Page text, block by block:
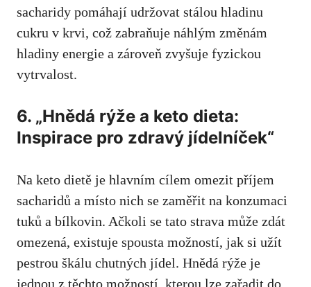
sacharidy pomáhají udržovat stálou​ hladinu
cukru v krvi, což zabraňuje náhlým změnám
hladiny energie⁤ a zároveň zvyšuje fyzickou
vytrvalost.
6. „Hnědá rýže a keto dieta:
Inspirace pro zdravý jídelníček“
Na keto dietě je ​hlavním cílem ‌omezit příjem‌
sacharidů a místo nich se zaměřit ⁢na konzumaci
tuků a bílkovin. Ačkoli se tato strava může zdát
omezená, existuje spousta možností, jak si užít
pestrou škálu chutných jídel. Hnědá rýže je
jednou z těchto možností, kterou lze zařadit do